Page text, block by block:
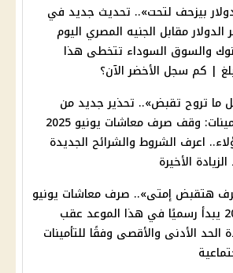
بيزحف لتحت».. تحديث جديد في
مقابل الجنيه المصري اليوم
والسوق السوداء تتخطى هذا
| كم سجل الأخضر الآن؟
ما تروح تقبض».. تحذير جديد من
التأمينات: وقف صرف معاشات يونيو 2025
اعرف الشروط والشرائح الجديدة
الأخيرة
هتقبض إمتى».. صرف معاشات يونيو
2025 يبدأ رسميًا في هذا الموعد عقب
الحد الأدنى والأقصى وفقًا للتأمينات